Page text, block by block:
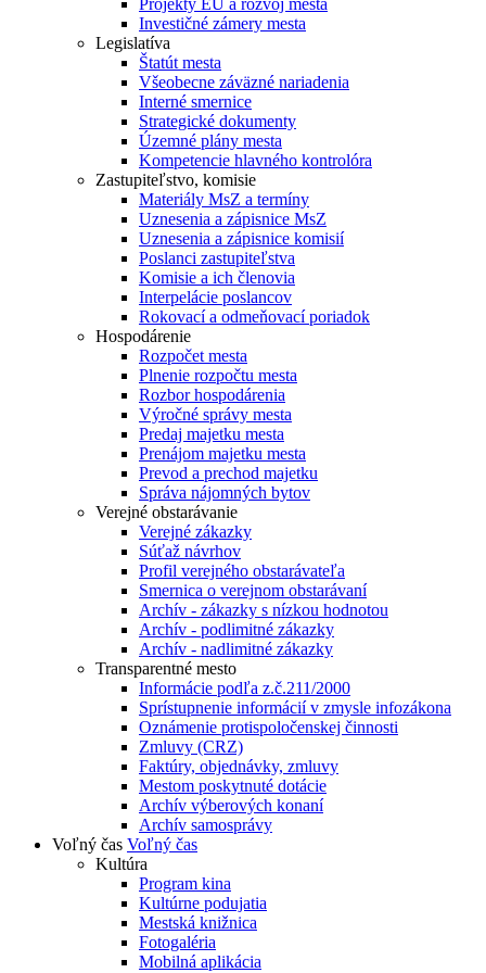
Projekty EU a rozvoj mesta
Investičné zámery mesta
Legislatíva
Štatút mesta
Všeobecne záväzné nariadenia
Interné smernice
Strategické dokumenty
Územné plány mesta
Kompetencie hlavného kontrolóra
Zastupiteľstvo, komisie
Materiály MsZ a termíny
Uznesenia a zápisnice MsZ
Uznesenia a zápisnice komisií
Poslanci zastupiteľstva
Komisie a ich členovia
Interpelácie poslancov
Rokovací a odmeňovací poriadok
Hospodárenie
Rozpočet mesta
Plnenie rozpočtu mesta
Rozbor hospodárenia
Výročné správy mesta
Predaj majetku mesta
Prenájom majetku mesta
Prevod a prechod majetku
Správa nájomných bytov
Verejné obstarávanie
Verejné zákazky
Súťaž návrhov
Profil verejného obstarávateľa
Smernica o verejnom obstarávaní
Archív - zákazky s nízkou hodnotou
Archív - podlimitné zákazky
Archív - nadlimitné zákazky
Transparentné mesto
Informácie podľa z.č.211/2000
Sprístupnenie informácií v zmysle infozákona
Oznámenie protispoločenskej činnosti
Zmluvy (CRZ)
Faktúry, objednávky, zmluvy
Mestom poskytnuté dotácie
Archív výberových konaní
Archív samosprávy
Voľný čas Voľný čas
Kultúra
Program kina
Kultúrne podujatia
Mestská knižnica
Fotogaléria
Mobilná aplikácia